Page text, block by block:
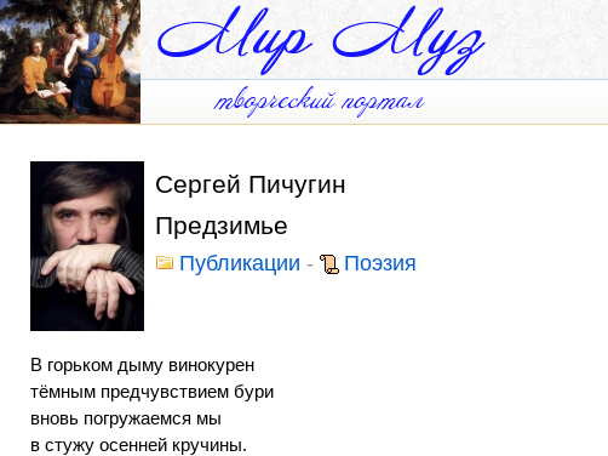
Сергей Пичугин
Предзимье
Публикации - Поэзия
В горьком дыму винокурен
тёмным предчувствием бури
вновь погружаемся мы
в стужу осенней кручины.